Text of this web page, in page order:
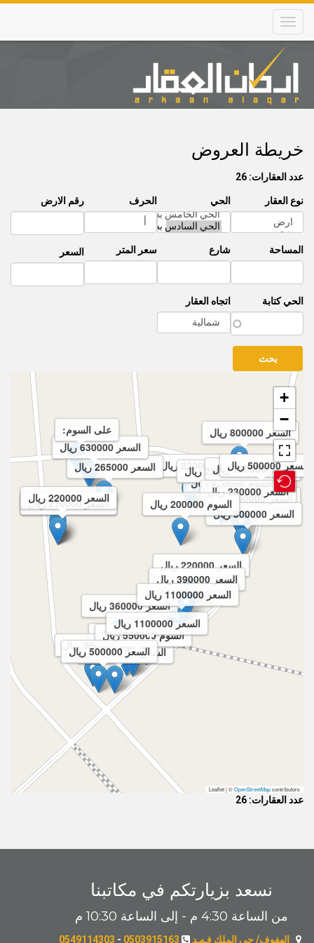
Skip
main
content
Main
navigation
خريطة العروض
عدد العقارات: 26
نوع العقار
المساحة
الحي كتابة
الحي
شارع
اتجاه العقار
الحرف
سعر المتر
رقم الارض
السعر
السعر 220000 ريال
السوم 420000 ريال
السعر 220000 ريال السعر 265000 ريال
السعر 360000 ريال
السعر 530000 ريال
السوم 250000 ريال
السعر 800000 ريال
السعر 210000 ريال
السعر 630000 ريال
السعر 390000 ريال
السعر 210000 ريال
السوم 380000 ريال
السعر 750000 ريال
السعر 390000 ريال
السوم 360000 ريال
السعر 230000 ريال
على السوم:
السوم 550000 ريال
السعر 500000 ريال
السعر 500000 ريال
السعر 220000 ريال السوم 200000 ريال
السعر 1100000 ريال
السعر 500000 ريال
السعر 1100000 ريال
+
−
Leaflet | ©OpenStreetMapcontributors
عدد العقارات: 26
نسعد بزيارتكم في مكاتبنا
من الساعة 4:30 م - إلى الساعة 10:30 م
الهفوف/ حي الملك فـهـد 0503915163
-
0549114303